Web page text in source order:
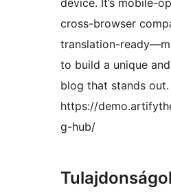
device. It’s mobile-
cross-browser
translation-
to build a unique
blog that stands
https://
g-hub/